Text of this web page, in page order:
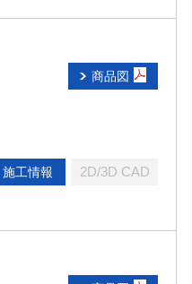
商品図
施工情報 2D/3D CAD